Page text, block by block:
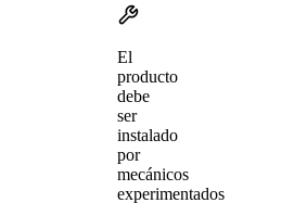
El
producto
debe
ser
instalado
por
mecánicos
experimentados